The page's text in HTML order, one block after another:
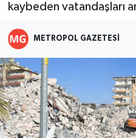
kaybeden vatandaşları
METROPOL GAZETESI